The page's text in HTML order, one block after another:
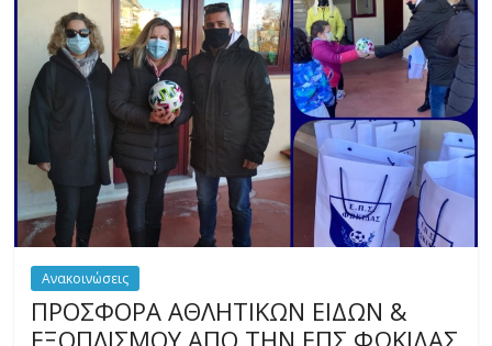
Ανακοινώσεις
ΠΡΟΣΦΟΡΑ ΑΘΛΗΤΙΚΩΝ ΕΙΔΩΝ &
ΕΞΟΠΛΙΣΜΟΥ ΑΠΟ ΤΗΝ ΕΠΣ ΦΩΚΙΔΑΣ